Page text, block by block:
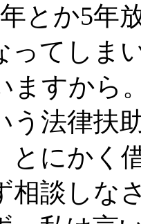
とか5年
ってしま
ますから
う法律扶
とにかく
相談しな